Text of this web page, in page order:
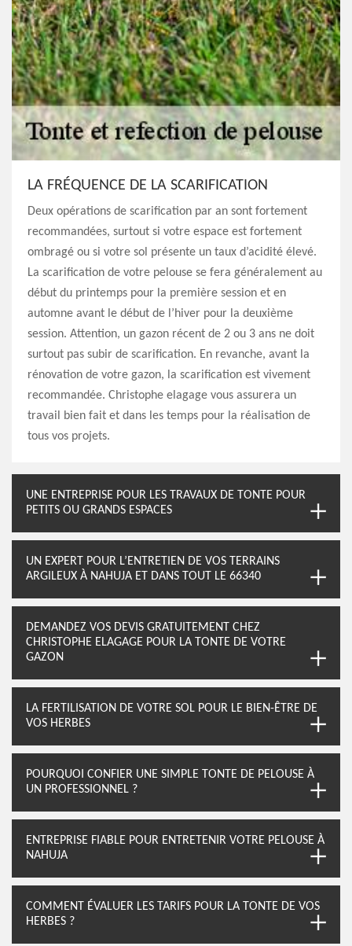
LA FRÉQUENCE DE LA SCARIFICATION
Deux opérations de scarification par an sont fortement
recommandées, surtout si votre espace est fortement
ombragé ou si votre sol présente un taux d’acidité élevé.
La scarification de votre pelouse se fera généralement au
début du printemps pour la première session et en
automne avant le début de l’hiver pour la deuxième
session. Attention, un gazon récent de 2 ou 3 ans ne doit
surtout pas subir de scarification. En revanche, avant la
rénovation de votre gazon, la scarification est vivement
recommandée. Christophe elagage vous assurera un
travail bien fait et dans les temps pour la réalisation de
tous vos projets.
UNE ENTREPRISE POUR LES TRAVAUX DE TONTE POUR
PETITS OU GRANDS ESPACES
UN EXPERT POUR L’ENTRETIEN DE VOS TERRAINS
ARGILEUX À NAHUJA ET DANS TOUT LE 66340
DEMANDEZ VOS DEVIS GRATUITEMENT CHEZ
CHRISTOPHE ELAGAGE POUR LA TONTE DE VOTRE
GAZON
LA FERTILISATION DE VOTRE SOL POUR LE BIEN-ÊTRE DE
VOS HERBES
POURQUOI CONFIER UNE SIMPLE TONTE DE PELOUSE À
UN PROFESSIONNEL ?
ENTREPRISE FIABLE POUR ENTRETENIR VOTRE PELOUSE À
NAHUJA
COMMENT ÉVALUER LES TARIFS POUR LA TONTE DE VOS
HERBES ?